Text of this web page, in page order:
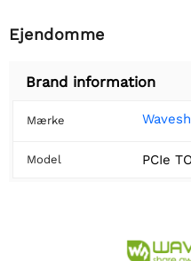
Ejendomme
Brand information
Mærke
Model PCIe